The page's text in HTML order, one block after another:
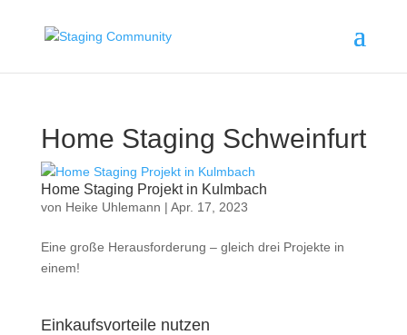
Home Staging Schweinfurt
Home Staging Projekt in Kulmbach
von Heike Uhlemann | Apr. 17, 2023
Eine große Herausforderung – gleich drei Projekte in
einem!
Einkaufsvorteile nutzen